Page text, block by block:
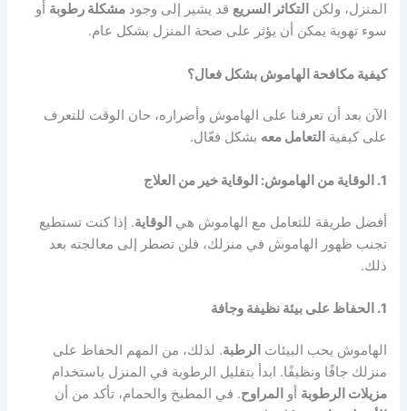
المنزل، ولكن التكاثر السريع قد يشير إلى وجودمشكلة رطوبة أو
سوء تهوية يمكن أن يؤثر على صحة المنزل بشكل عام.
كيفية مكافحة الهاموش بشكل فعال؟
الآن بعد أن تعرفنا على الهاموش وأضراره، حان الوقت للتعرف
على كيفية التعامل معه بشكل فعّال.
1. الوقاية من الهاموش: الوقاية خير من العلاج
أفضل طريقة للتعامل مع الهاموش هي الوقاية. إذا كنت تستطيع
تجنب ظهور الهاموش في منزلك، فلن تضطر إلى معالجته بعد
ذلك.
1. الحفاظ على بيئة نظيفة وجافة
الهاموش يحب البيئات الرطبة. لذلك، من المهم الحفاظ على
منزلك جافًا ونظيفًا. ابدأ بتقليل الرطوبة في المنزل باستخدام
مزيلات الرطوبة أو المراوح. في المطبخ والحمام، تأكد من أن